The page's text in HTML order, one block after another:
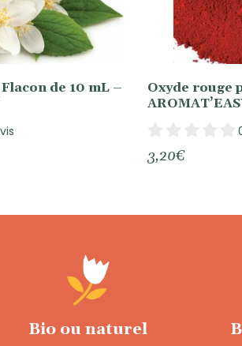
de 10 mL –
Oxyde rouge
3,20€
Bio ou naturel